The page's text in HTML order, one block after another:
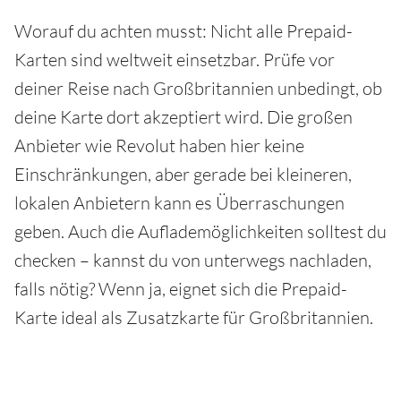
Worauf du achten musst: Nicht alle Prepaid-
Karten sind weltweit einsetzbar. Prüfe vor
deiner Reise nach Großbritannien unbedingt, ob
deine Karte dort akzeptiert wird. Die großen
Anbieter wie Revolut haben hier keine
Einschränkungen, aber gerade bei kleineren,
lokalen Anbietern kann es Überraschungen
geben. Auch die Auflademöglichkeiten solltest du
checken – kannst du von unterwegs nachladen,
falls nötig? Wenn ja, eignet sich die Prepaid-
Karte ideal als Zusatzkarte für Großbritannien.